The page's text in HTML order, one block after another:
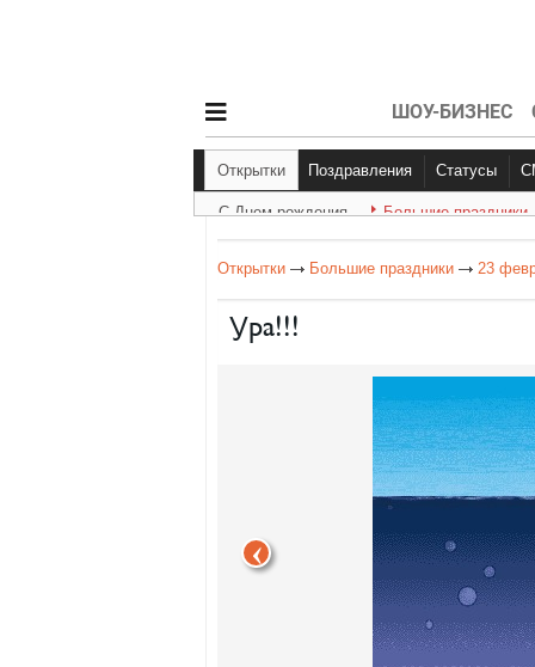
ШОУ-БИЗНЕС
Открытки Поздравления
С Днем рождения
Статусы
Другое
С Днем рождения Большие праздники
Открытки Большие праздники 23
Ура!!!